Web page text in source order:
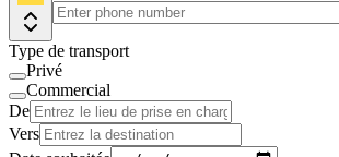
Type de transport
Privé
Commercial
De
Vers